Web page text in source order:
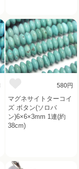
580円
マグネサイトターコイ
ズ ボタン(ソロバ
ン)6×6×3mm 1連(約
38cm)